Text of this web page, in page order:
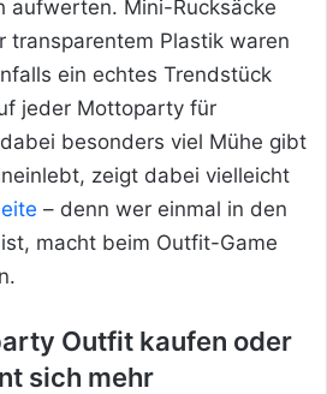
aufwerten. Mini-Rucksäcke
transparentem Plastik waren
ein echtes Trendstück
jeder Mottoparty für
besonders viel Mühe gibt
zeigt dabei vielleicht
– denn wer einmal in den
macht beim Outfit-Game
Outfit kaufen oder
sich mehr